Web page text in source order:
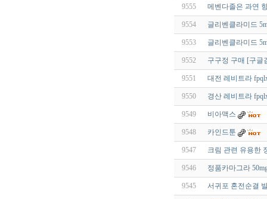
9555 메벤다졸은 과연
9554 글리벤클라미드
9553 글리벤클라미드
9552 구구정 구매 [구
9551 대전 레비트라
9550 경산 레비트라
9549 비아맥스
9548 카인드툰
9547 크림 관련 유용한
9546 정품카마그라
9545 서귀포 혼전순결